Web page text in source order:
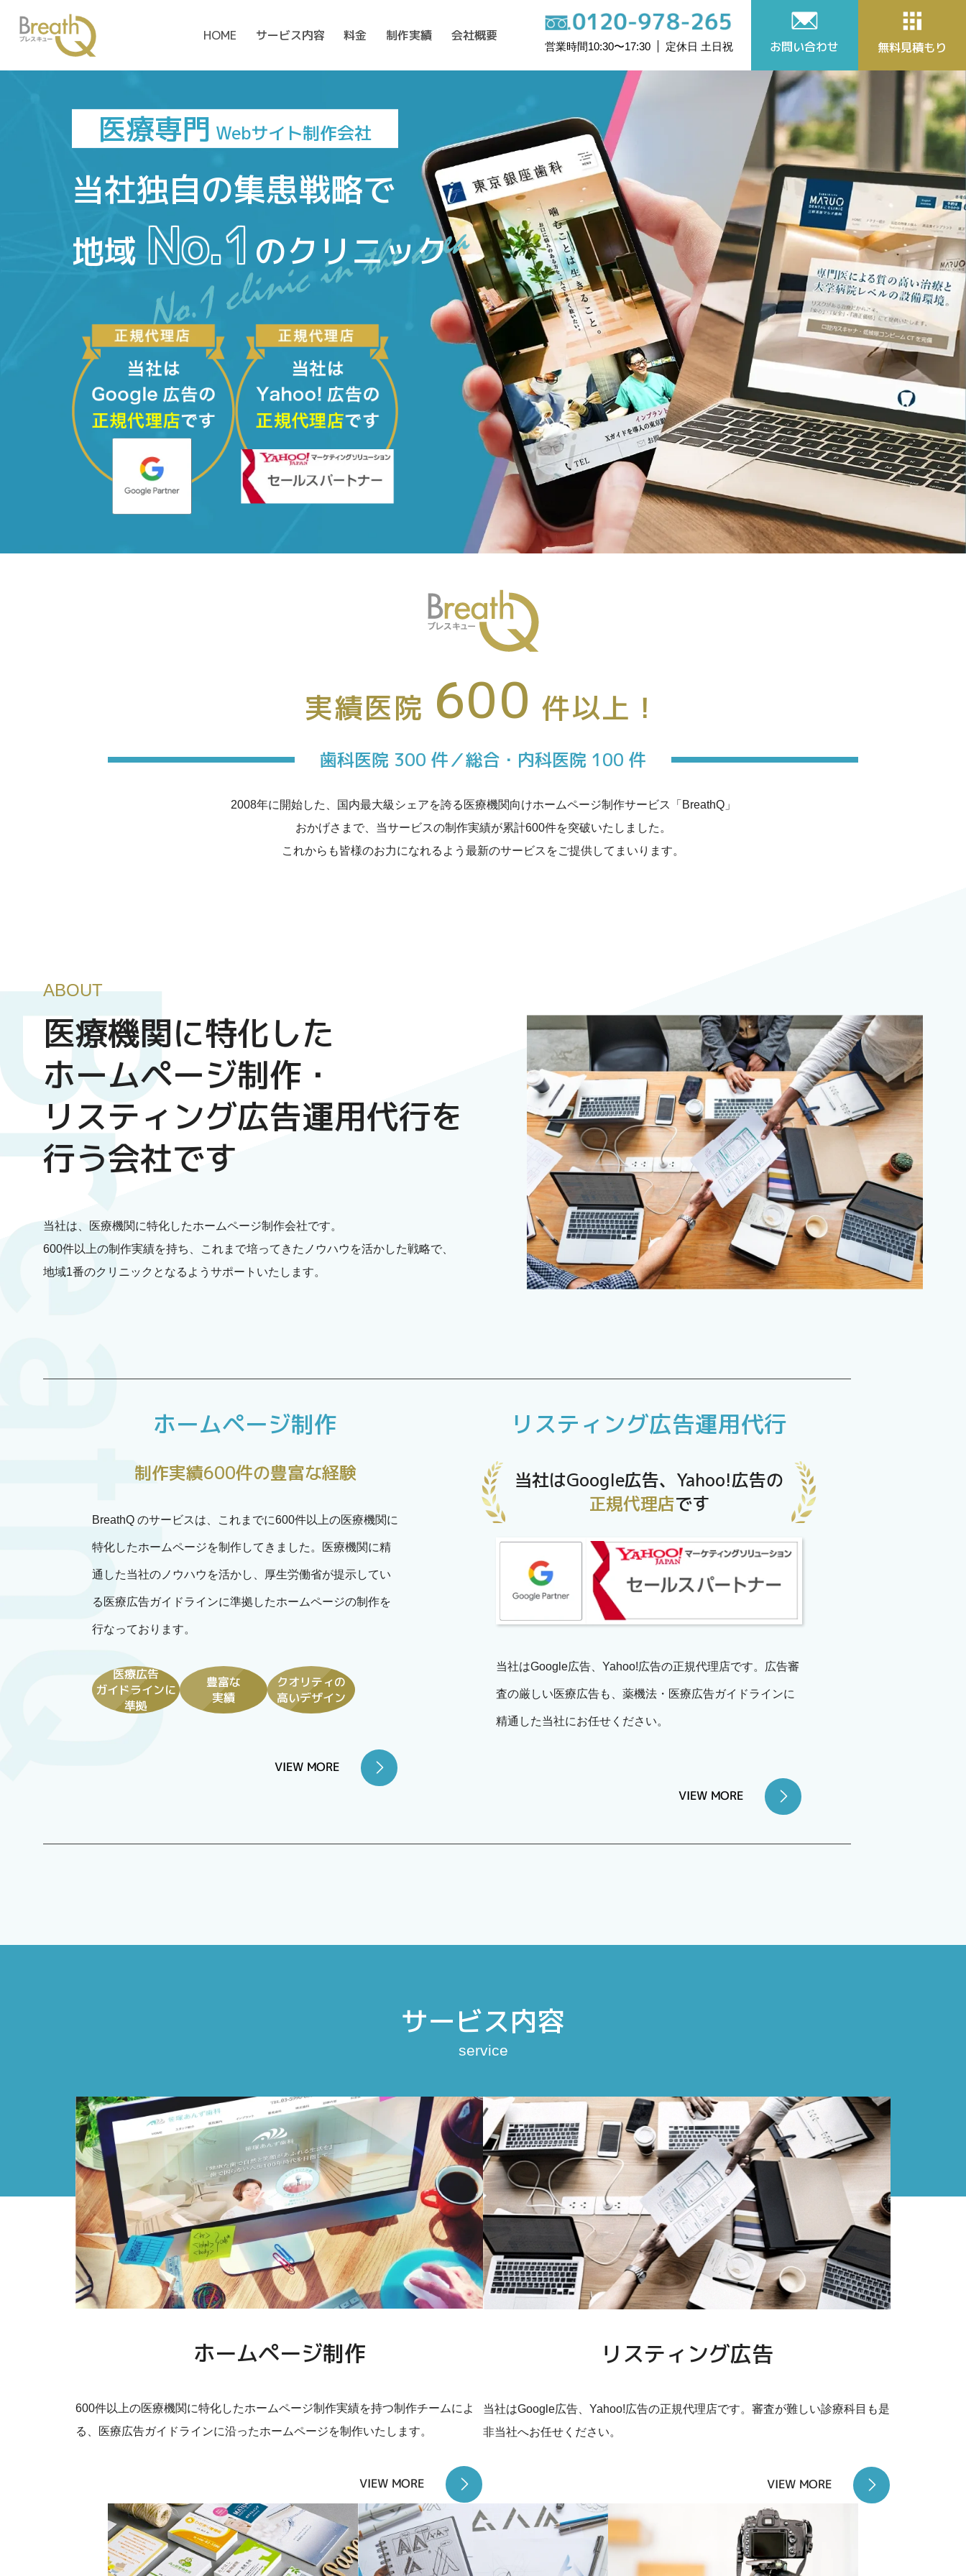
HOME サービス内容 料金 制作実績 会社概要
営業時間10:30〜17:30 定休日 土日祝 お問い合わせ 無料見積もり
医療専門 Webサイト制作会社
当社独自の集患戦略で
地域 No.1 のクリニック
実績医院 600 件以上！
歯科医院 300 件／総合・内科医院 100 件
2008年に開始した、国内最大級シェアを誇る医療機関向けホームページ制作サービス「BreathQ」
おかげさまで、当サービスの制作実績が累計600件を突破いたしました。
これからも皆様のお力になれるよう最新のサービスをご提供してまいります。
医療機関に特化した
ホームページ制作・
リスティング広告運用代行を
行う会社です
当社は、医療機関に特化したホームページ制作会社です。
600件以上の制作実績を持ち、これまで培ってきたノウハウを活かした戦略で、
地域1番のクリニックとなるようサポートいたします。
ホームページ制作
制作実績600件の豊富な経験
BreathQ のサービスは、これまでに600件以上の医療機関に
特化したホームページを制作してきました。医療機関に精
通した当社のノウハウを活かし、厚生労働省が提示してい
る医療広告ガイドラインに準拠したホームページの制作を
行なっております。
医療広告
ガイドラインに
準拠
豊富な
実績
クオリティの
高いデザイン
VIEW MORE
リスティング広告運用代行
当社はGoogle広告、Yahoo!広告の
正規代理店です
当社はGoogle広告、Yahoo!広告の正規代理店です。広告審
査の厳しい医療広告も、薬機法・医療広告ガイドラインに
精通した当社にお任せください。
VIEW MORE
サービス内容
ホームページ制作
600件以上の医療機関に特化したホームページ制作実績を持つ制作チームによ
る、医療広告ガイドラインに沿ったホームページを制作いたします。
VIEW MORE
リスティング広告
当社はGoogle広告、Yahoo!広告の正規代理店です。審査が難しい診療科目も是
非当社へお任せください。
VIEW MORE